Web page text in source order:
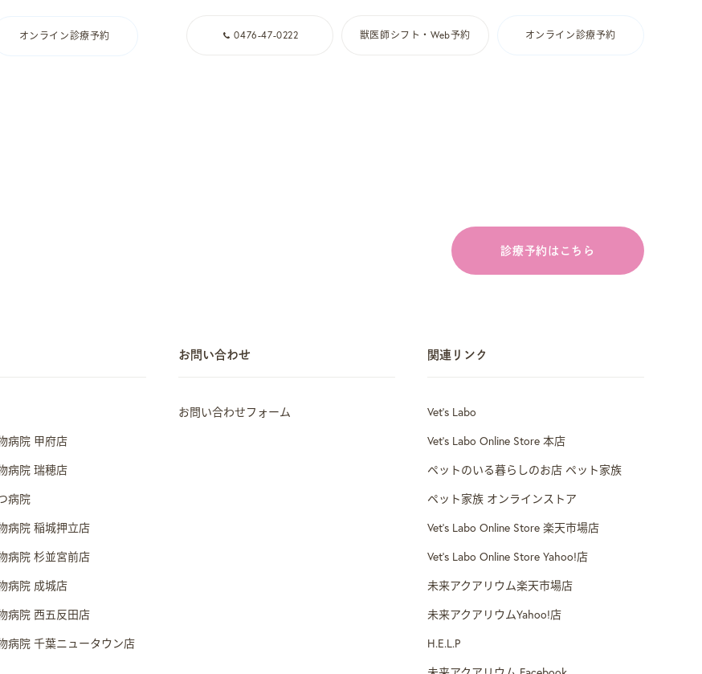
オンライン診療予約 0476-47-0222 獣医師シフト・Web予約 オンライン診療予約
診療予約はこちら
病院 甲府店
病院 瑞穂店
病院
病院 稲城押立店
病院 杉並宮前店
病院 成城店
病院 西五反田店
病院 千葉ニュータウン店
お問い合わせ
お問い合わせフォーム
関連リンク
Vet’s Labo
Vet's Labo Online Store 本店
ペットのいる暮らしのお店 ペット家族
ペット家族 オンラインストア
Vet's Labo Online Store 楽天市場店
Vet's Labo Online Store Yahoo!店
未来アクアリウム楽天市場店
未来アクアリウムYahoo!店
H.E.L.P